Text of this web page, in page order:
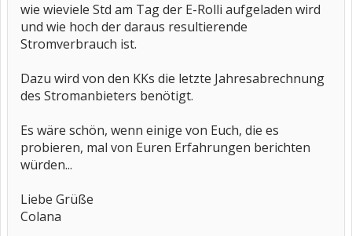
wie wieviele Std am Tag der E-Rolli aufgeladen wird
und wie hoch der daraus resultierende
Stromverbrauch ist.
Dazu wird von den KKs die letzte Jahresabrechnung
des Stromanbieters benötigt.
Es wäre schön, wenn einige von Euch, die es
probieren, mal von Euren Erfahrungen berichten
würden...
Liebe Grüße
Colana